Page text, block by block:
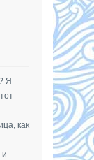
Я
как
и